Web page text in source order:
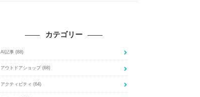
カテゴリー
AI記事 (88)
アウトドアショップ (68)
アクティビティ (64)